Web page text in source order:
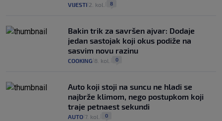
VIJESTI 2. kol. 8
Bakin trik za savršen ajvar: Dodaje
jedan sastojak koji okus podiže na
sasvim novu razinu
COOKING 8. kol. 0
Auto koji stoji na suncu ne hladi se
najbrže klimom, nego postupkom koji
traje petnaest sekundi
AUTO 7. kol. 0